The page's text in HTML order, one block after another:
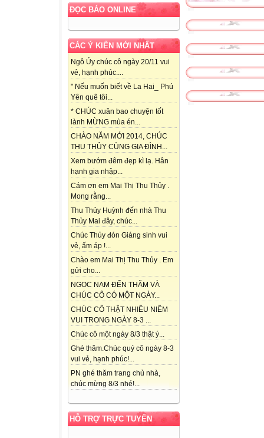
ĐỌC BÁO ONLINE
CÁC Ý KIẾN MỚI NHẤT
Ngô Úy chúc cô ngày 20/11 vui
vẻ, hạnh phúc....
" Nếu muốn biết về La Hai_ Phú
Yên quê tôi...
* CHÚC xuân bao chuyện tốt
lành MỪNG mùa én...
CHÀO NĂM MỚI 2014, CHÚC
THU THỦY CÙNG GIA ĐÌNH...
Xem bướm đêm đẹp kì lạ. Hân
hạnh gia nhập...
Cám ơn em Mai Thị Thu Thủy .
Mong rằng...
Thu Thủy Huỳnh đến nhà Thu
Thủy Mai đây, chúc...
Chúc Thủy đón Giáng sinh vui
vẻ, ấm áp !...
Chào em Mai Thị Thu Thủy . Em
gửi cho...
NGỌC NAM ĐẾN THĂM VÀ
CHÚC CÔ CÓ MỘT NGÀY...
CHÚC CÔ THẬT NHIỀU NIỀM
VUI TRONG NGÀY 8-3 ...
Chúc cô một ngày 8/3 thật ý...
Ghé thăm.Chúc quý cô ngày 8-3
vui vẻ, hạnh phúc!...
PN ghé thăm trang chủ nhà,
chúc mừng 8/3 nhé!...
HỖ TRỢ TRỰC TUYẾN